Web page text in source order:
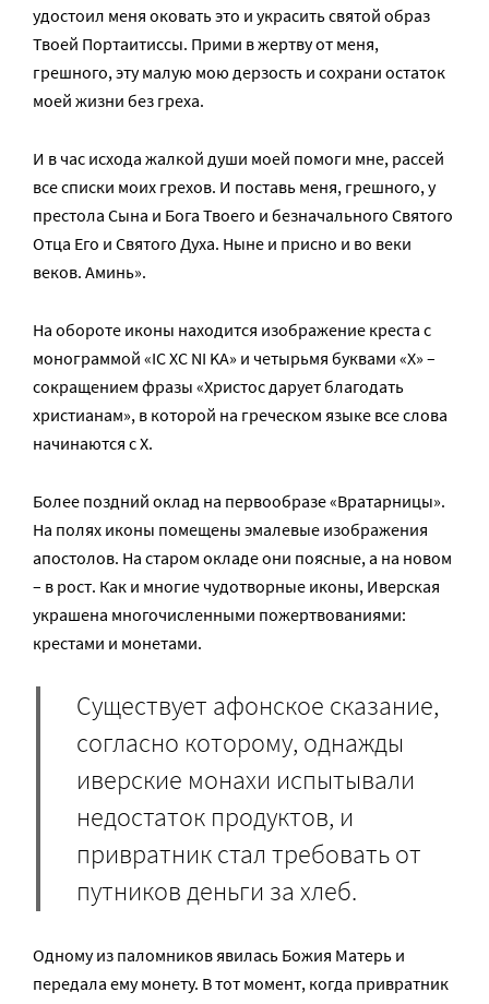
удостоил меня оковать это и украсить святой образ
Твоей Портаитиссы. Прими в жертву от меня,
грешного, эту малую мою дерзость и сохрани остаток
моей жизни без греха.
И в час исхода жалкой души моей помоги мне, рассей
все списки моих грехов. И поставь меня, грешного, у
престола Сына и Бога Твоего и безначального Святого
Отца Его и Святого Духа. Ныне и присно и во веки
веков. Аминь».
На обороте иконы находится изображение креста с
монограммой «IC XC NI KA» и четырьмя буквами «Х» –
сокращением фразы «Христос дарует благодать
христианам», в которой на греческом языке все слова
начинаются с Х.
Более поздний оклад на первообразе «Вратарницы».
На полях иконы помещены эмалевые изображения
апостолов. На старом окладе они поясные, а на новом
– в рост. Как и многие чудотворные иконы, Иверская
украшена многочисленными пожертвованиями:
крестами и монетами.
Существует афонское сказание,
согласно которому, однажды
иверские монахи испытывали
недостаток продуктов, и
привратник стал требовать от
путников деньги за хлеб.
Одному из паломников явилась Божия Матерь и
передала ему монету. В тот момент, когда привратник